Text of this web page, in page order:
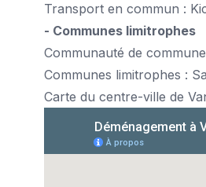
Transport en commun :
- Communes limitrophes
Communauté de
Communes limitrophes :
Carte du centre-ville de